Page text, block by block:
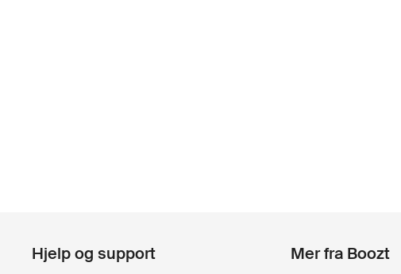
Hjelp og support Mer fra Boozt